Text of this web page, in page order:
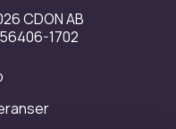
CDON AB
1702